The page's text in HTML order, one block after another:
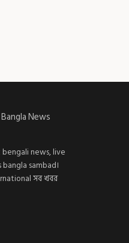
bengali news, live
sambad।
সব খবর